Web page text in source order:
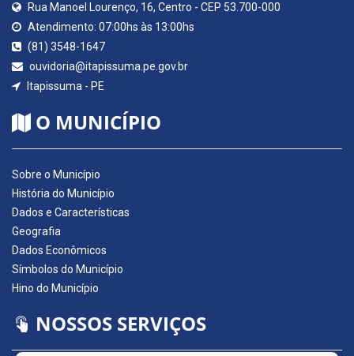
Rua Manoel Lourenço, 16, Centro - CEP 53.700-000
Atendimento: 07:00hs às 13:00hs
(81) 3548-1647
ouvidoria@itapissuma.pe.gov.br
Itapissuma - PE
O MUNICÍPIO
Sobre o Município
História do Município
Dados e Características
Geografia
Dados Econômicos
Símbolos do Município
Hino do Município
NOSSOS SERVIÇOS